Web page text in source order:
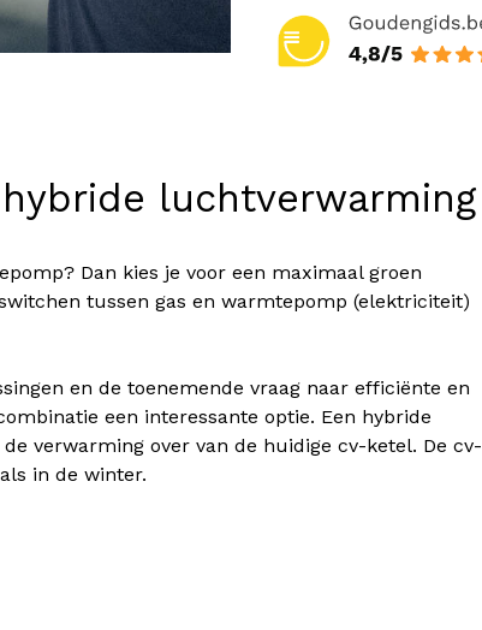
luchtverwarming
Dan kies je voor een maximaal groen
tussen gas en warmtepomp (elektriciteit)
en de toenemende vraag naar efficiënte en
een interessante optie. Een hybride
verwarming over van de huidige cv-ketel. De cv-
in de winter.